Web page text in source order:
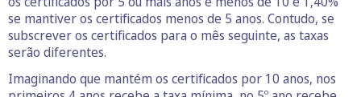
se mantiver os certificados menos de 5 anos. Contudo, se
subscrever os certificados para o mês seguinte, as taxas
serão diferentes.
Imaginando que mantém os certificados por 10 anos, nos